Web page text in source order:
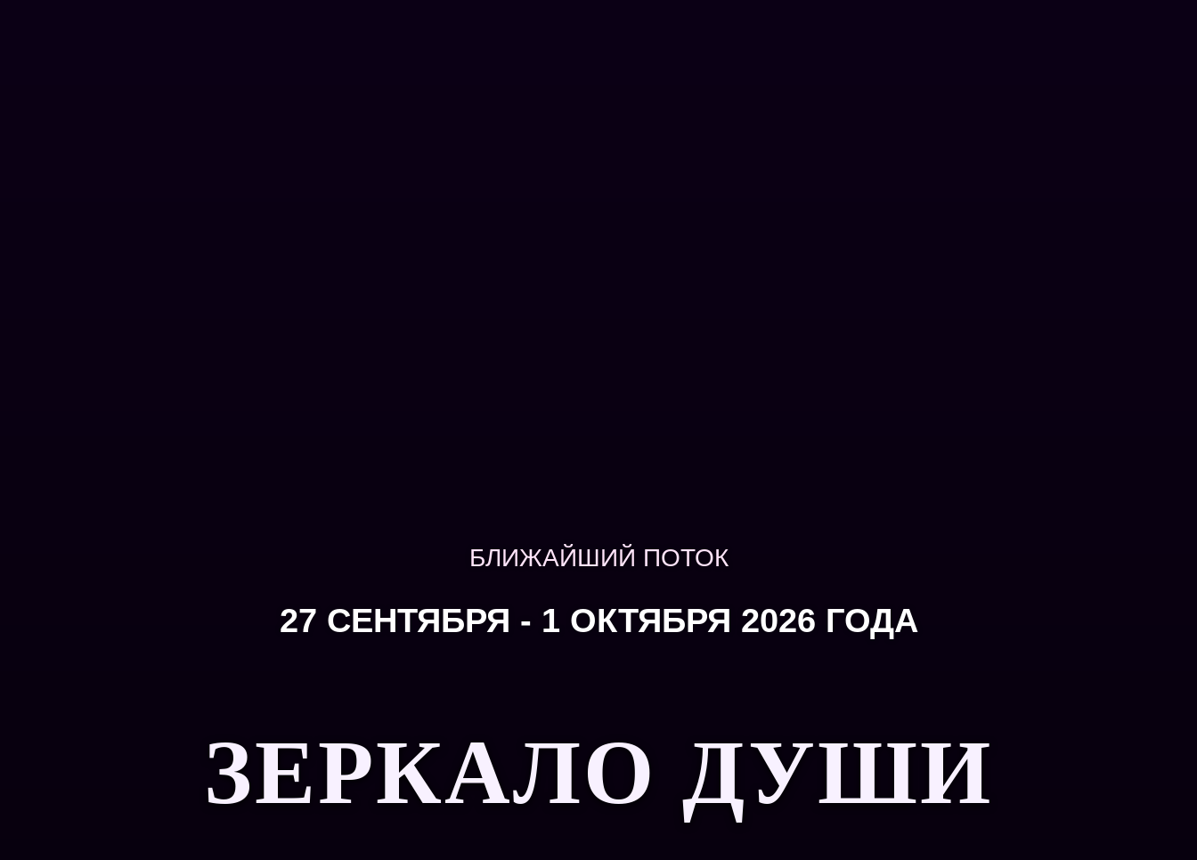
БЛИЖАЙШИЙ ПОТОК
27 СЕНТЯБРЯ - 1 ОКТЯБРЯ 2026 ГОДА
ЗЕРКАЛО ДУШИ